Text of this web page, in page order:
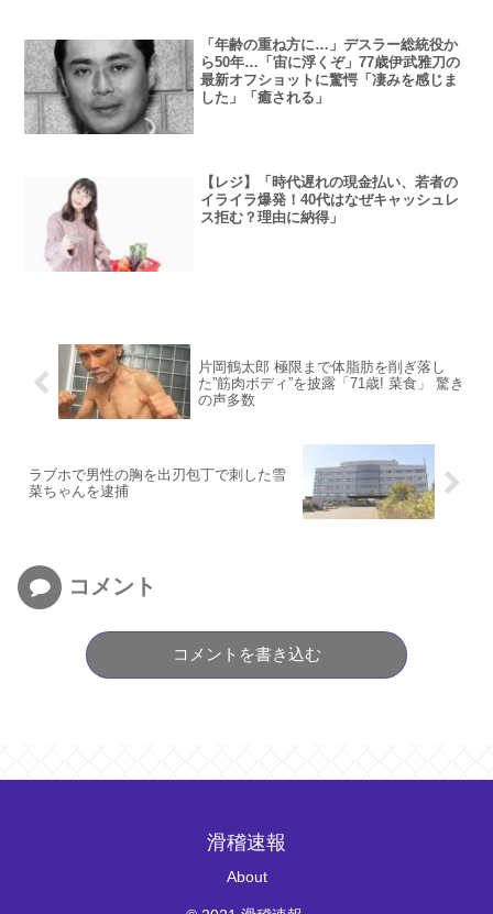
「年齢の重ね方に…」デスラー総統役か
ら50年…「宙に浮くぞ」77歳伊武雅刀の
最新オフショットに驚愕「凄みを感じま
した」「癒される」
【レジ】「時代遅れの現金払い、若者の
イライラ爆発！40代はなぜキャッシュレ
ス拒む？理由に納得」
片岡鶴太郎 極限まで体脂肪を削ぎ落し
た”筋肉ボディ”を披露「71歳! 菜食」 驚き
の声多数
ラブホで男性の胸を出刃包丁で刺した雪
菜ちゃんを逮捕
コメント
コメントを書き込む
滑稽速報
About